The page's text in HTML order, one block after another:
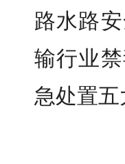
路水路
输行业
急处置